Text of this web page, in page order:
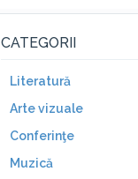
CATEGORII
Literatură
Arte vizuale
Conferinţe
Muzică